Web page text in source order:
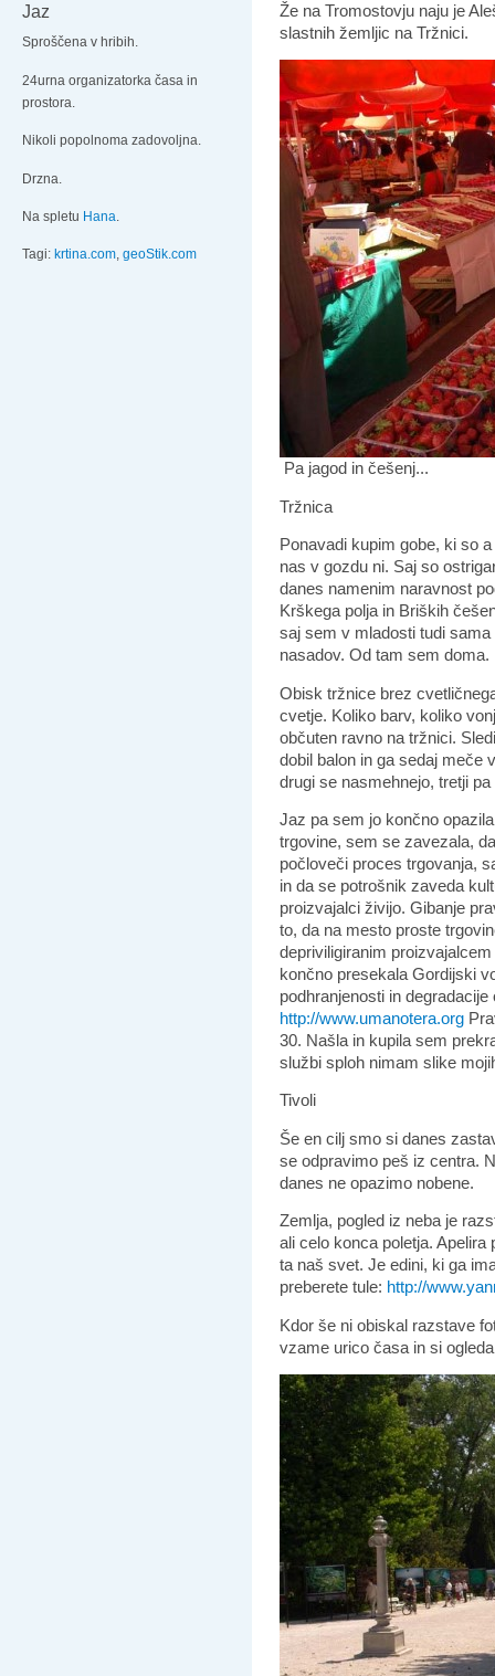
Jaz
Sproščena v hribih.
24urna organizatorka časa in
prostora.
Nikoli popolnoma zadovoljna.
Drzna.
Na spletu Hana.
Tagi: krtina.com, geoStik.com
Že na Tromostovju naju je
slastnih žemljic na Tržnici.
Pa jagod in češenj...
Tržnica
Ponavadi kupim gobe, ki so
nas v gozdu ni. Saj so
danes namenim naravnost
Krškega polja in Briških
saj sem v mladosti tudi
nasadov. Od tam sem doma.
Obisk tržnice brez
cvetje. Koliko barv, koliko
občuten ravno na tržnici.
dobil balon in ga sedaj meče
drugi se nasmehnejo, tretji
Jaz pa sem jo končno
trgovine, sem se zavezala,
počloveči proces trgovanja,
in da se potrošnik zaveda
proizvajalci živijo. Gibanje
to, da na mesto proste
depriviligiranim
končno presekala Gordijski
podhranjenosti in
http://www.umanotera.org
30. Našla in kupila sem
službi sploh nimam slike
Tivoli
Še en cilj smo si danes
se odpravimo peš iz centra.
danes ne opazimo nobene.
Zemlja, pogled iz neba je
ali celo konca poletja.
ta naš svet. Je edini, ki ga
preberete tule: http://
Kdor še ni obiskal razstave
vzame urico časa in si